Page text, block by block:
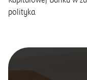
polityka.